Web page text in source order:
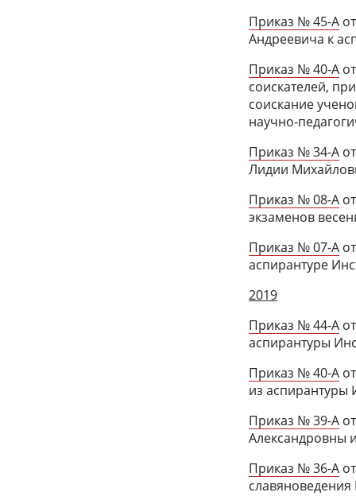
Приказ № 45-А
Андреевича к
Приказ № 40-А
соискателей,
соискание
научно-
Приказ № 34-А
Лидии
Приказ № 08-А
экзаменов
Приказ № 07-А
аспирантуре
2019
Приказ № 44-А
аспирантуры
Приказ № 40-А
из аспирантуры
Приказ № 39-А
Александровны
Приказ № 36-А